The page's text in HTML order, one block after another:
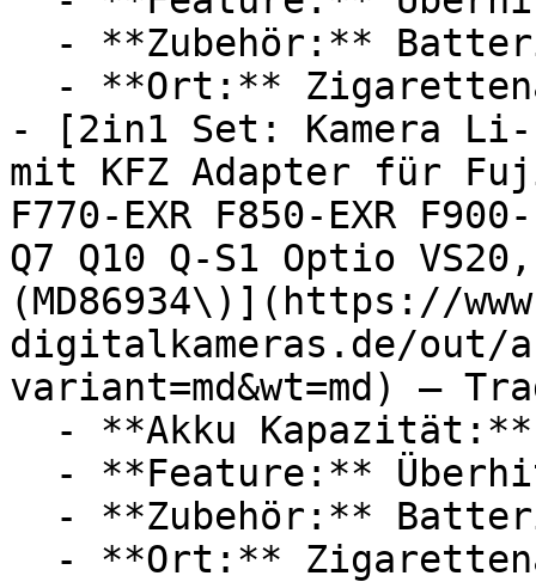
- [2in1 Set: Kamera Li-
mit KFZ Adapter für
F770-EXR F850-EXR
Q7 Q10 Q-S1 Optio
(MD86934\)](https://
digitalkameras.de/out/
variant=md&wt=md) —